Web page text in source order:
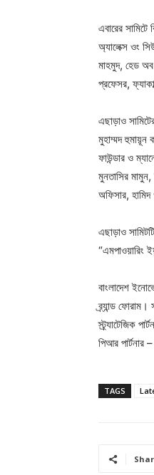
এবারের
অ্যালেক্স ওং
মাহমুদ, হেড অব
প্রফেসর,
এছাড়াও
মুহাম্মদ হুমায়ূন
ফাউন্ডার ও
মুনতাসির
অফিসার,
এছাড়াও
“এমপাওয়ারিং
বাংলাদেশ
ব্র্যান্ড
স্ট্র্যাটেজিক
পিআর পার্টনার
TAGS